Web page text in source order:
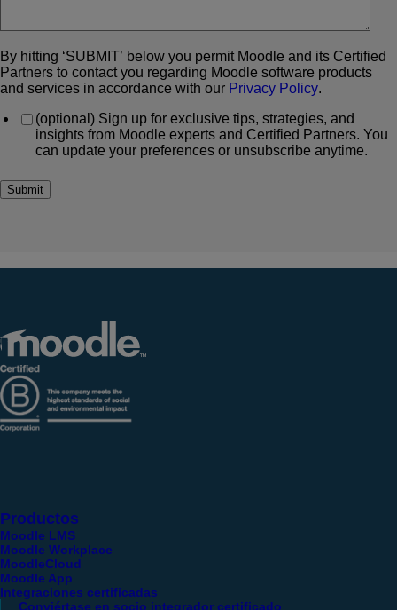
By hitting ‘SUBMIT’ below you permit Moodle and its Certified
Partners to contact you regarding Moodle software products
and services in accordance with our Privacy Policy.
(optional) Sign up for exclusive tips, strategies, and
insights from Moodle experts and Certified Partners. You
can update your preferences or unsubscribe anytime.
Productos
Moodle LMS
Moodle Workplace
MoodleCloud
Moodle App
Integraciones certificadas
Conviértase en socio integrador certificado